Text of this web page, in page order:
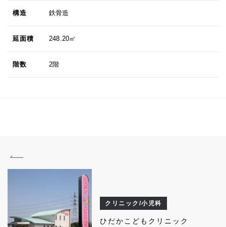
構造 鉄骨造
延面積 248.20㎡
階数 2階
クリニック/小児科
ひだかこどもクリニック